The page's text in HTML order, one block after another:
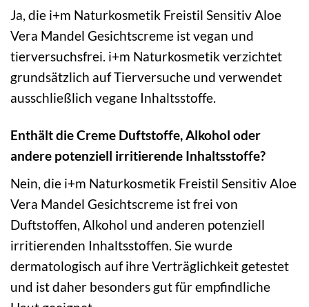
Ja, die i+m Naturkosmetik Freistil Sensitiv Aloe
Vera Mandel Gesichtscreme ist vegan und
tierversuchsfrei. i+m Naturkosmetik verzichtet
grundsätzlich auf Tierversuche und verwendet
ausschließlich vegane Inhaltsstoffe.
Enthält die Creme Duftstoffe, Alkohol oder
andere potenziell irritierende Inhaltsstoffe?
Nein, die i+m Naturkosmetik Freistil Sensitiv Aloe
Vera Mandel Gesichtscreme ist frei von
Duftstoffen, Alkohol und anderen potenziell
irritierenden Inhaltsstoffen. Sie wurde
dermatologisch auf ihre Verträglichkeit getestet
und ist daher besonders gut für empfindliche